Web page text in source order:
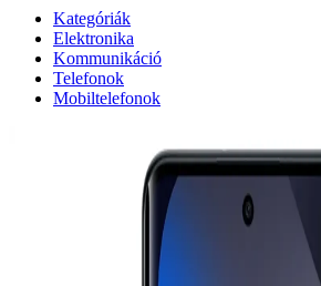
Kategóriák
Elektronika
Kommunikáció
Telefonok
Mobiltelefonok